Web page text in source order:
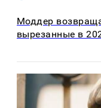
Моддер
вырезанные в